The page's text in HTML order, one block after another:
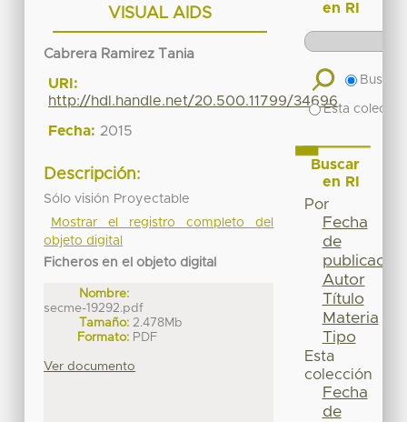
VISUAL AIDS
Cabrera Ramirez Tania
URI:
http://hdl.handle.net/20.500.11799/34696
Fecha: 2015
Descripción:
Sólo visión Proyectable
Mostrar el registro completo del
objeto digital
Ficheros en el objeto digital
Nombre:
secme-19292.pdf
Tamaño: 2.478Mb
Formato: PDF
Ver documento
en RI
Buscar
Esta
Buscar
en RI
Por
Fecha
de
publicación
Autor
Título
Materia
Tipo
Esta
colección
Fecha
de